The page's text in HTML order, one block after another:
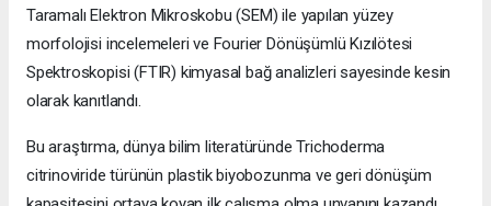
Taramalı Elektron Mikroskobu (SEM) ile yapılan yüzey
morfolojisi incelemeleri ve Fourier Dönüşümlü Kızılötesi
Spektroskopisi (FTIR) kimyasal bağ analizleri sayesinde kesin
olarak kanıtlandı.
Bu araştırma, dünya bilim literatüründe Trichoderma
citrinoviride türünün plastik biyobozunma ve geri dönüşüm